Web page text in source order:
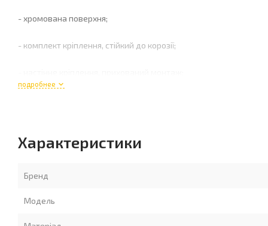
- хромована поверхня;
- комплект кріплення, стійкий до корозії;
подробнее
Характеристики
Бренд
Модель